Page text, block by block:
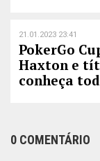
21.01.2023 23:41
PokerGo
Haxton e
conheça
0 COMENTÁRIO